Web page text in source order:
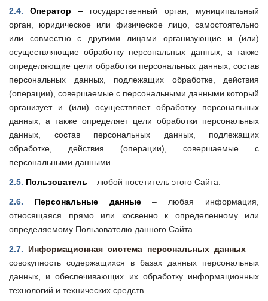
2.4.Оператор – государственный орган, муниципальный
орган, юридическое или физическое лицо, самостоятельно
или совместно с другими лицами организующие и (или)
осуществляющие обработку персональных данных, а также
определяющие цели обработки персональных данных, состав
персональных данных, подлежащих обработке, действия
(операции), совершаемые с персональными данными который
организует и (или) осуществляет обработку персональных
данных, а также определяет цели обработки персональных
данных, состав персональных данных, подлежащих
обработке, действия (операции), совершаемые с
персональными данными.
2.5. Пользователь – любой посетитель этого Сайта.
2.6. Персональные данные
– любая информация,
относящаяся прямо или косвенно к определенному или
определяемому Пользователю данного Сайта.
2.7. Информационная система персональных данных —
совокупность содержащихся в базах данных персональных
данных, и обеспечивающих их обработку информационных
технологий и технических средств.